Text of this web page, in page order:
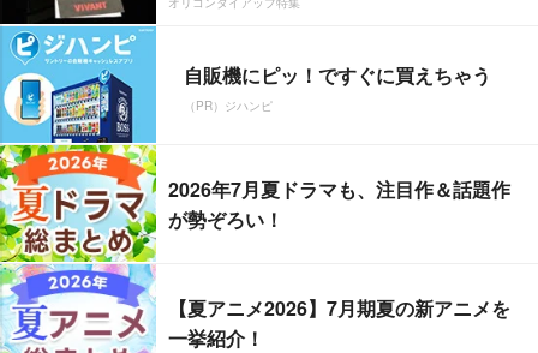
自販機にピッ！ですぐに買えちゃう
（PR）ジハンピ
2026年7月夏ドラマも、注目作＆話題作
が勢ぞろい！
【夏アニメ2026】7月期夏の新アニメを
一挙紹介！